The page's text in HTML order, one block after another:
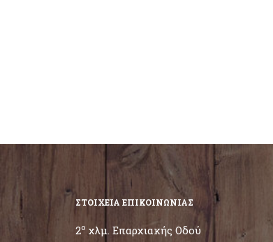
ΣΤΟΙΧΕΙΑ ΕΠΙΚΟΙΝΩΝΙΑΣ
2ο χλμ. Επαρχιακής Οδού